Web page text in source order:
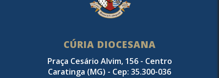
CÚRIA DIOCESANA
Praça Cesário Alvim, 156 - Centro
Caratinga (MG) - Cep: 35.300-036